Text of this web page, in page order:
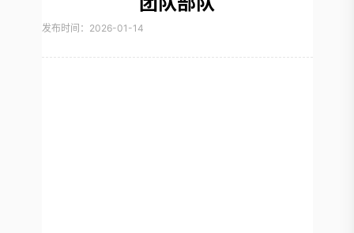
发布时间：2026-01-14